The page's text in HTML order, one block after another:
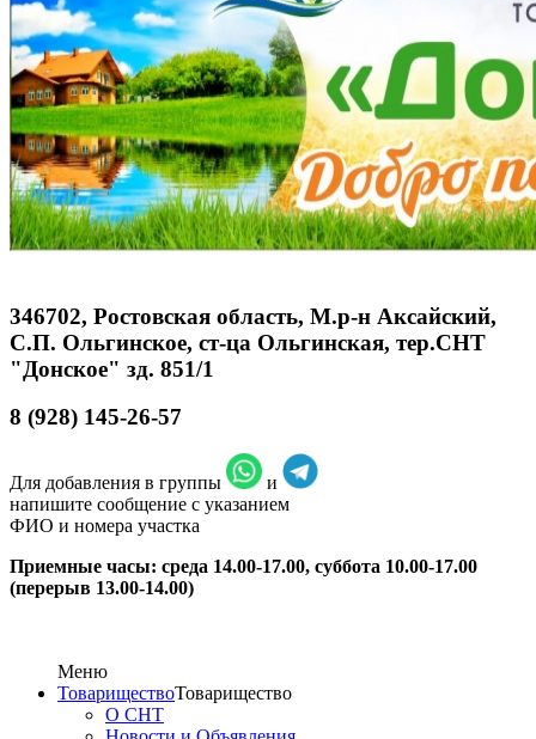
346702, Ростовская область, М.р-н Аксайский,
С.П. Ольгинское, ст-ца Ольгинская, тер.СНТ
"Донское" зд. 851/1
8 (928) 145-26-57
Для добавления в группы
и
напишите сообщение с указанием
ФИО и номера участка
Приемные часы: среда 14.00-17.00, суббота 10.00-17.00
(перерыв 13.00-14.00)
Меню
ТовариществоТоварищество
О СНТ